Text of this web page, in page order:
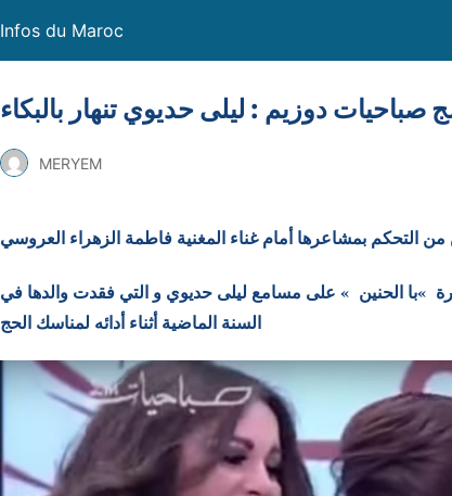
Infos du Maroc
صباحيات دوزيم : ليلى حديوي تنهار بالبكاء
MERYEM
التحكم بمشاعرها أمام غناء المغنية فاطمة الزهراء العروسي
»با الحنين » على مسامع ليلى حديوي و التي فقدت والدها في
السنة الماضية أثناء أدائه لمناسك الحج